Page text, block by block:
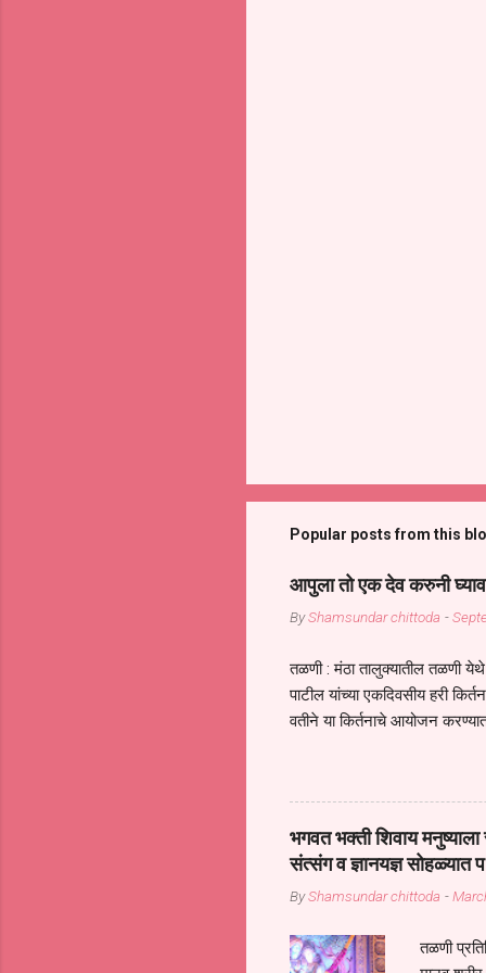
Popular posts from this
आपुला तो एक देव करुनी
ByShamsundar chittoda -
तळणी : मंठा तालुक्यातील तळणी येथे
पाटील यांच्या एकदिवसीय हरी
वतीने या किर्तनाचे आयोजन
जातीच्या परीक्षेचा काळ आहे
महामारीतून जर आपल्याला वाचायचे
सप्रदायच खूप मोठा आधार आहे
गरजा कीती कमी आहेत यांची
आधार असते परतू आज काल तीच
भगवत भक्ती शिवाय मनुष्याला
संत्संग व ज्ञानयज्ञ सोहळ्यात
ByShamsundar chittoda -
तळणी